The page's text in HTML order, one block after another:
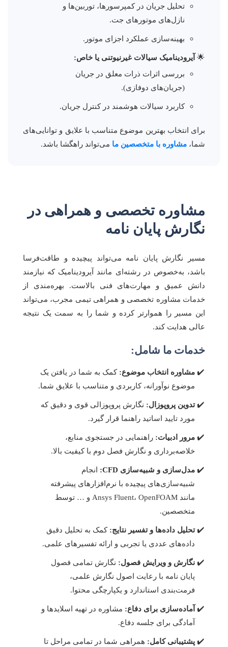
تحلیل جریان در کمپرسورها، توربین‌ها و
نازل‌های موتورهای جت.
بهینه‌سازی عملکرد اجزای موتور.
آیرودینامیک سیالات غیرنیوتنی یا خاص:
بررسی اثرات ذرات معلق در جریان
(جریان‌های دوفازی).
کاربرد سیالات هوشمند در کنترل جریان.
برای انتخاب بهترین موضوع متناسب با علایق و توانایی‌های
شما، مشاوره با متخصصین ما می‌تواند راهگشا باشد.
مشاوره تخصصی و همراهی در
نگارش پایان نامه
مسیر نگارش پایان نامه می‌تواند پیچیده و طاقت‌فرسا
باشد، به‌خصوص در رشته‌ای مانند آیرودینامیک که نیازمند
دانش عمیق و مهارت‌های فنی بالاست. بهره‌مندی از
خدمات مشاوره تخصصی و همراهی تیمی مجرب، می‌تواند
این مسیر را هموارتر کرده و شما را به سمت یک نتیجه
عالی هدایت کند.
خدمات ما شامل:
مشاوره انتخاب موضوع: کمک به شما در یافتن یک
موضوع نوآورانه، کاربردی و متناسب با علایق شما.
تدوین پروپوزال: نگارش پروپوزالی قوی و دقیق که
مورد تایید اساتید راهنما قرار گیرد.
مرور ادبیات: راهنمایی در جستجوی منابع،
خلاصه‌برداری و نگارش فصل دوم با کیفیت بالا.
مدل‌سازی و شبیه‌سازی CFD:
انجام
شبیه‌سازی‌های پیچیده با نرم‌افزارهای پیشرفته
مانند Ansys Fluent، OpenFOAM و … توسط
متخصصین.
تحلیل داده‌ها و تفسیر نتایج: کمک به تحلیل دقیق
داده‌های عددی یا تجربی و ارائه تفسیرهای علمی.
نگارش و ویرایش فصول: نگارش تمامی فصول
پایان نامه با رعایت اصول نگارش علمی،
فرمت‌بندی استاندارد و یکپارچگی محتوا.
آماده‌سازی برای دفاع: مشاوره در تهیه اسلایدها و
آمادگی برای جلسه دفاع.
پشتیبانی کامل: همراهی شما در تمامی مراحل تا